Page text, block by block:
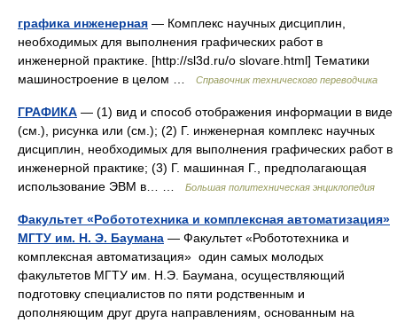
графика инженерная — Комплекс научных дисциплин,
необходимых для выполнения графических работ в
инженерной практике. [http://sl3d.ru/o slovare.html] Тематики
машиностроение в целом …
Справочник технического переводчика
ГРАФИКА — (1) вид и способ отображения информации в виде
(см.), рисунка или (см.); (2) Г. инженерная комплекс научных
дисциплин, необходимых для выполнения графических работ в
инженерной практике; (3) Г. машинная Г., предполагающая
использование ЭВМ в… …
Большая политехническая энциклопедия
Факультет «Робототехника и комплексная автоматизация»
МГТУ им. Н. Э. Баумана — Факультет «Робототехника и
комплексная автоматизация» один самых молодых
факультетов МГТУ им. Н.Э. Баумана, осуществляющий
подготовку специалистов по пяти родственным и
дополняющим друг друга направлениям, основанным на